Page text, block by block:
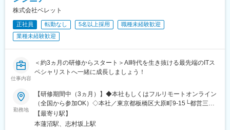
株式会社ベレット
正社員 転勤なし 5名以上採用
職種未経験歓迎
業種未経験歓迎
仕事内容
＜約3ヵ月の研修からスタート＞AI時代を生き抜ける最先端のITス
ペシャリストへ一緒に成長しましょう！
勤務地
【研修期間中（3ヵ月）】◆本社もしくはフルリモートオンライン
（全国から参加OK）◇本社／東京都板橋区大原町9-15└都営三田
線「本蓮沼駅」より徒歩4分└都営三田線「志村坂上駅」より徒歩
9分【研修終了後】◆東京23区を中心とした全国各地のITプロジェ
【最寄り駅】
本蓮沼駅、志村坂上駅